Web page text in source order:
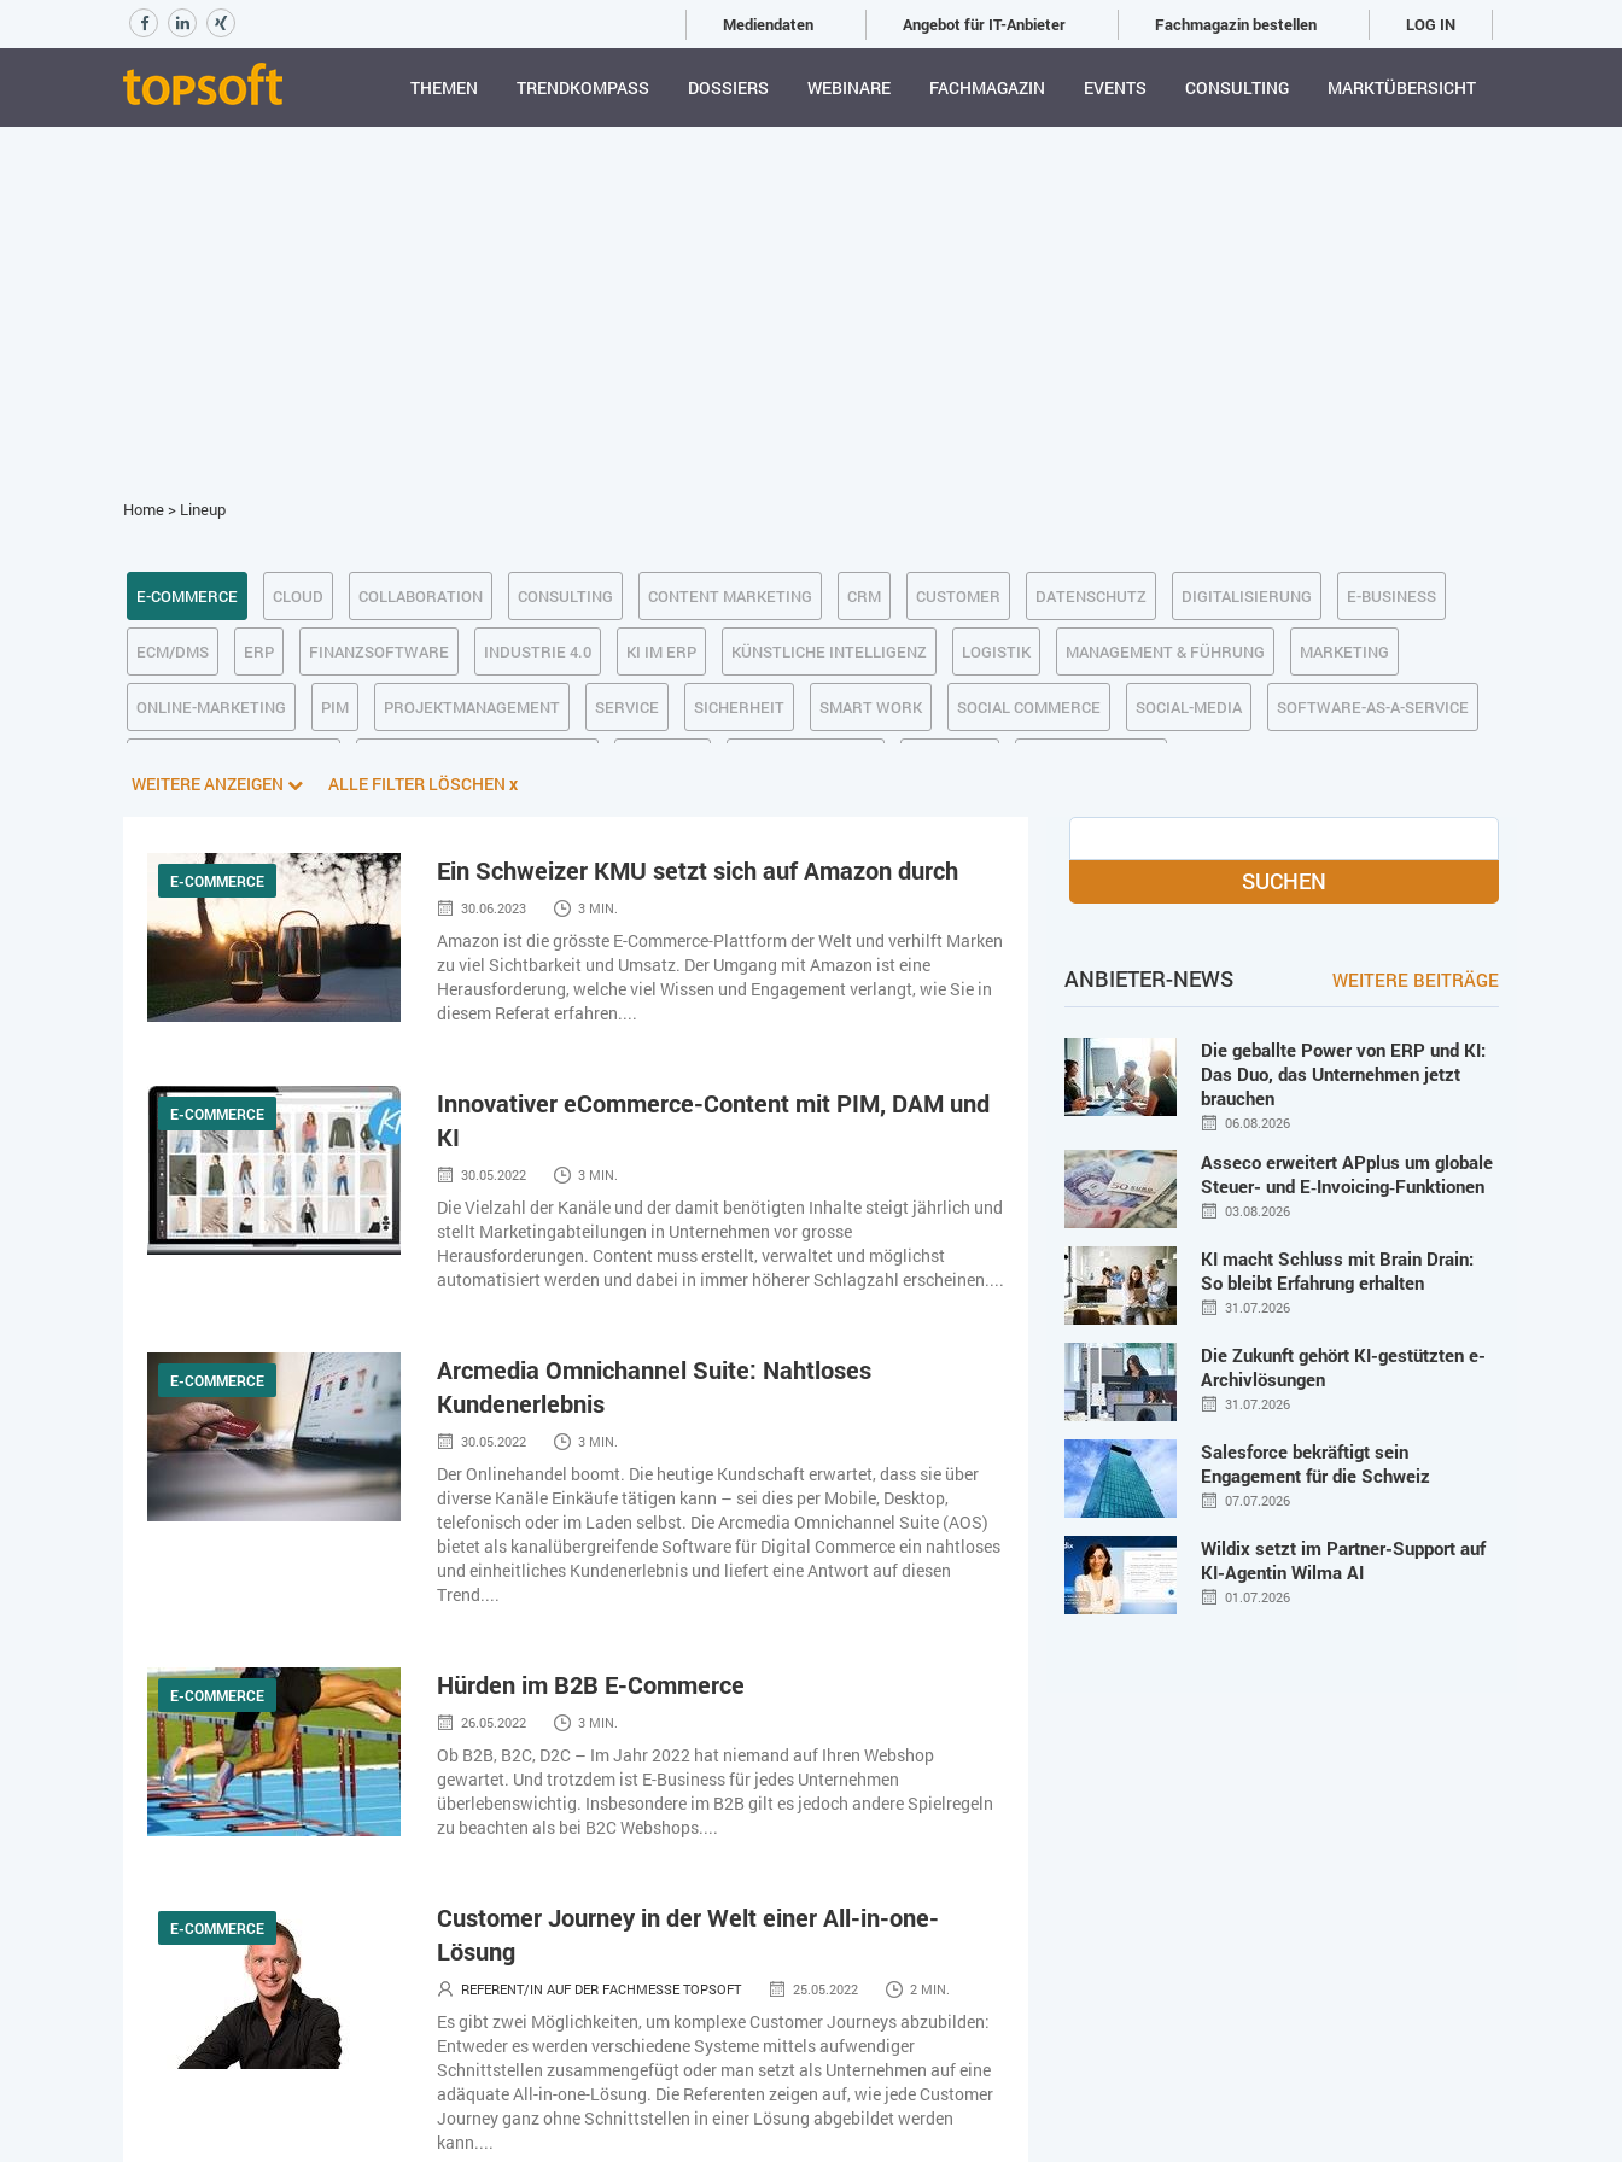
Mediendaten Angebot für IT-Anbieter Fachmagazin bestellen LOG IN
THEMEN TRENDKOMPASS DOSSIERS WEBINARE FACHMAGAZIN EVENTS CONSULTING MARKTÜBERSICHT
Home> Lineup
E-COMMERCE CLOUD COLLABORATION CONSULTING CONTENT MARKETING CRM CUSTOMER DATENSCHUTZ DIGITALISIERUNG E-BUSINESS
ECM/DMS ERP FINANZSOFTWARE INDUSTRIE 4.0 KI IM ERP KÜNSTLICHE INTELLIGENZ LOGISTIK MANAGEMENT & FÜHRUNG MARKETING
ONLINE-MARKETING PIM PROJEKTMANAGEMENT SERVICE SICHERHEIT SMART WORK SOCIAL COMMERCE SOCIAL-MEDIA SOFTWARE-AS-A-SERVICE
WEITERE ANZEIGEN ALLE FILTER LÖSCHEN x
E-COMMERCE Ein Schweizer KMU setzt sich auf Amazon durch
30.06.2023 3 MIN.
Amazon ist die grösste E-Commerce-Plattform der Welt und verhilft Marken
zu viel Sichtbarkeit und Umsatz. Der Umgang mit Amazon ist eine
Herausforderung, welche viel Wissen und Engagement verlangt, wie Sie in
diesem Referat erfahren....
E-COMMERCE
Innovativer eCommerce-Content mit PIM, DAM und
KI
30.05.2022 3 MIN.
Die Vielzahl der Kanäle und der damit benötigten Inhalte steigt jährlich und
stellt Marketingabteilungen in Unternehmen vor grosse
Herausforderungen. Content muss erstellt, verwaltet und möglichst
automatisiert werden und dabei in immer höherer Schlagzahl erscheinen....
E-COMMERCE
Arcmedia Omnichannel Suite: Nahtloses
Kundenerlebnis
30.05.2022 3 MIN.
Der Onlinehandel boomt. Die heutige Kundschaft erwartet, dass sie über
diverse Kanäle Einkäufe tätigen kann – sei dies per Mobile, Desktop,
telefonisch oder im Laden selbst. Die Arcmedia Omnichannel Suite (AOS)
bietet als kanalübergreifende Software für Digital Commerce ein nahtloses
und einheitliches Kundenerlebnis und liefert eine Antwort auf diesen
Trend....
E-COMMERCE Hürden im B2B E-Commerce
26.05.2022 3 MIN.
Ob B2B, B2C, D2C – Im Jahr 2022 hat niemand auf Ihren Webshop
gewartet. Und trotzdem ist E-Business für jedes Unternehmen
überlebenswichtig. Insbesondere im B2B gilt es jedoch andere Spielregeln
zu beachten als bei B2C Webshops....
E-COMMERCE
Customer Journey in der Welt einer All-in-one-
Lösung
REFERENT/IN AUF DER FACHMESSE TOPSOFT 25.05.2022 2 MIN.
Es gibt zwei Möglichkeiten, um komplexe Customer Journeys abzubilden:
Entweder es werden verschiedene Systeme mittels aufwendiger
Schnittstellen zusammengefügt oder man setzt als Unternehmen auf eine
adäquate All-in-one-Lösung. Die Referenten zeigen auf, wie jede Customer
Journey ganz ohne Schnittstellen in einer Lösung abgebildet werden
kann....
SUCHEN
ANBIETER-NEWS WEITERE BEITRÄGE
Die geballte Power von ERP und KI:
Das Duo, das Unternehmen jetzt
brauchen
06.08.2026
Asseco erweitert APplus um globale
Steuer- und E‑Invoicing‑Funktionen
03.08.2026
KI macht Schluss mit Brain Drain:
So bleibt Erfahrung erhalten
31.07.2026
Die Zukunft gehört KI-gestützten e-
Archivlösungen
31.07.2026
Salesforce bekräftigt sein
Engagement für die Schweiz
07.07.2026
Wildix setzt im Partner-Support auf
KI-Agentin Wilma AI
01.07.2026